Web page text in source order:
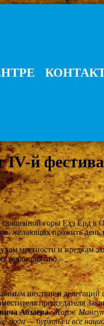
й
горы Ехэ Ёрд в
желающих прожить
местности и
мероприятию.
шествием
председателя
Абзаева.Жорж
люди —буряты и все